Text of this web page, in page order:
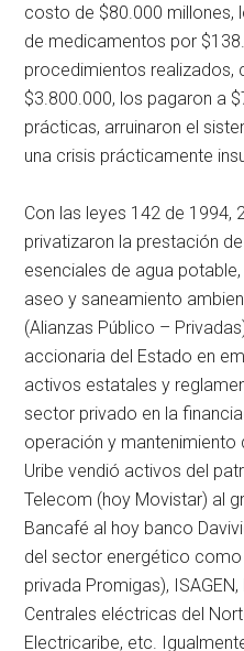
costo de $80.000
de medicamentos por
procedimientos realizados,
$3.800.000, los pagaron a
prácticas, arruinaron el
una crisis prácticamente
Con las leyes 142 de 1994,
privatizaron la prestación
esenciales de agua
aseo y saneamiento
(Alianzas Público –
accionaria del Estado en
activos estatales y
sector privado en la
operación y mantenimiento
Uribe vendió activos del
Telecom (hoy Movistar) al
Bancafé al hoy banco
del sector energético
privada Promigas),
Centrales eléctricas del
Electricaribe, etc.